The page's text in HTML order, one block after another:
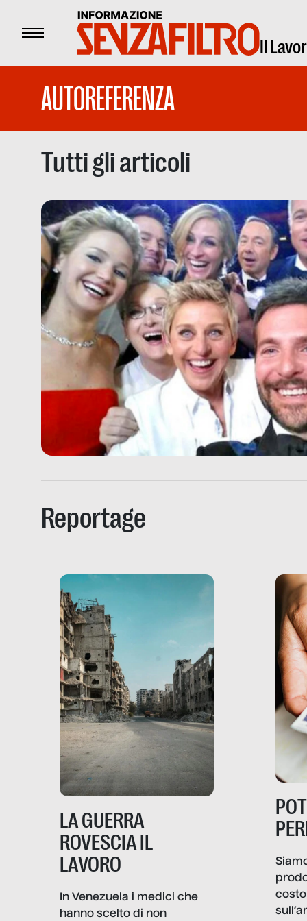
Menu Il
AUTOREFERENZA
Tutti gli articoli
Reportage
LA GUERRA
ROVESCIA IL
LAVORO
In Venezuela i medici che
hanno scelto di non